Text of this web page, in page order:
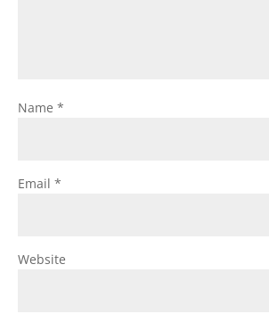
Name *
Email *
Website